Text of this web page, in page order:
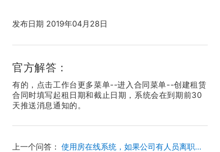
发布日期 2019年04月28日
官方解答：
有的，点击工作台更多菜单--进入合同菜单--创建租赁
合同时填写起租日期和截止日期，系统会在到期前30
天推送消息通知的。
上一个问答：
使用房在线系统，如果公司有人员离职，离职人员名下的房客源怎么处理？